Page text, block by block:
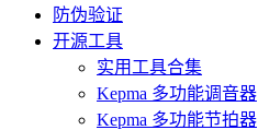
防伪验证
开源工具
实用工具合集
Kepma 多功能调音器
Kepma 多功能节拍器